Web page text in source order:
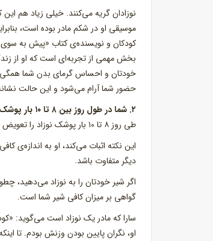
نوزادان گریه می‌کنند. خیلی زیاد هم این
کودکان و نویسنده‌ی کتاب «پیش به
بخش مهمی از تجربه‌ای است که او از
خودتان و احساس گرمای بدن شما همگی
حضور شما آرام می‌شود و این حالت
۲. شما در طول روز بین ۸ تا ۱۰ بار پوشک نوزاد را عوض می‌کنید و وزن نوزاد رو به‌افزایش است
طی روز ۸ تا ۱۰ بار پوشک نوزاد را تعویض می‌کنید
این نکته اثبات می‌کند، او به
دیگر متفاوت باشد.
اگر شیر خودتان را به نوزاد می‌دهید،
گواهی بر میزان کافی شیر شما است.
او، نگران پایین بودن وزنش بودم. تا